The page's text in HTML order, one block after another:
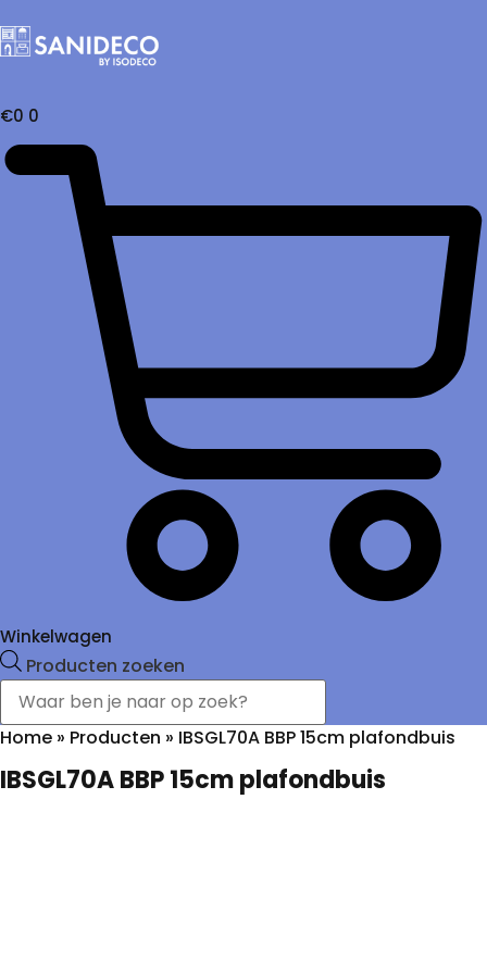
€0 0
Winkelwagen
Producten zoeken
Home » Producten » IBSGL70A BBP 15cm plafondbuis
IBSGL70A BBP 15cm plafondbuis